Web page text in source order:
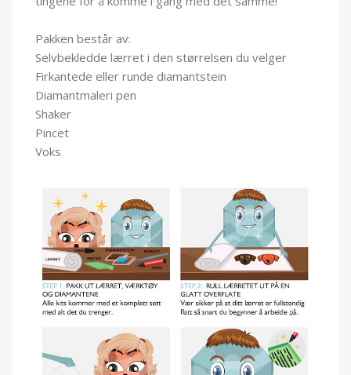
Pakken består av:
Selvbekledde lærret i den størrelsen du velger
Firkantede eller runde diamantstein
Diamantmaleri pen
Shaker
Pincet
Voks